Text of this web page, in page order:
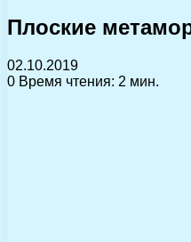
Плоские
02.10.2019
0 Время чтения: 2 мин.